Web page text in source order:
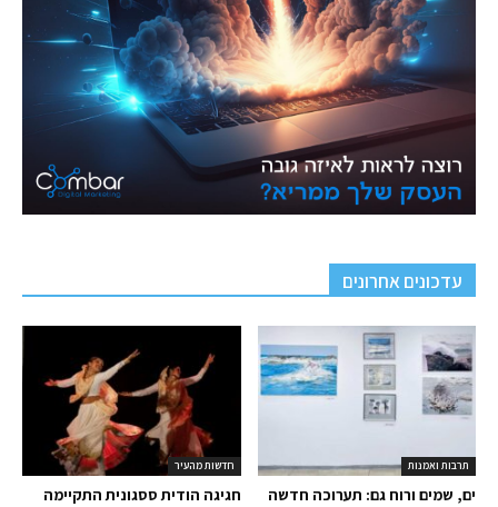
עדכונים אחרונים
חדשות מהעיר
חגיגה הודית ססגונית התקיימה
תרבות ואמנות
ים, שמים ורוח גם: תערוכה חדשה